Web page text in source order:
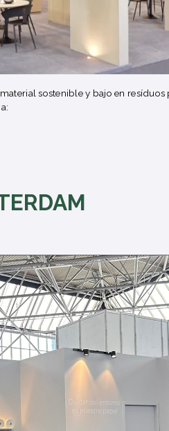
sostenible y bajo en